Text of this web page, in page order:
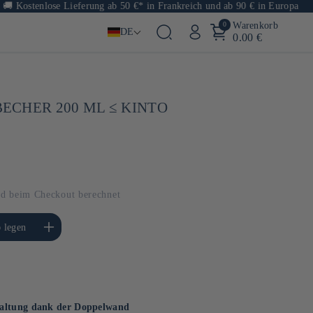
Kostenlose Lieferung ab 50 €* in Frankreich und ab 90 € in Europa
DE
0 Warenkorb
0.00 €
200 ML ≤ KINTO
beim Checkout berechnet
legen
die Menge für Default
Title
dank der Doppelwand